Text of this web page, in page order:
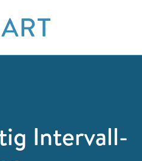
Intervall-